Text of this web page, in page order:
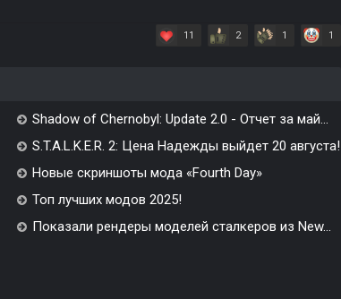
11 2 1 1
Shadow of Chernobyl: Update 2.0 - Отчет за май...
S.T.A.L.K.E.R. 2: Цена Надежды выйдет 20 августа!
Новые скриншоты мода «Fourth Day»
Топ лучших модов 2025!
Показали рендеры моделей сталкеров из New...